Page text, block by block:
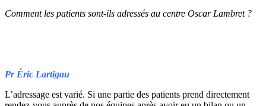
Comment les patients sont-ils adressés au centre Oscar Lambret ?
Pr Éric Lartigau
L’adressage est varié. Si une partie des patients prend directement